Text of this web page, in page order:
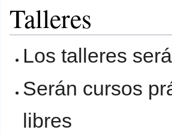
Talleres
Los talleres
Serán cursos
libres